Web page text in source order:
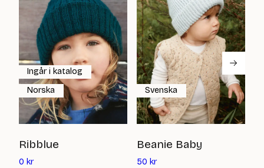
Ribblue
0 krDet
Ingår i katalog
Norska
Beanie Baby
50 krDet
Svenska